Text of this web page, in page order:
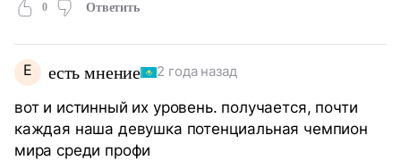
0 Ответить
Е есть мнение 2 года назад
вот и истинный их уровень. получается, почти
каждая наша девушка потенциальная чемпион
мира среди профи